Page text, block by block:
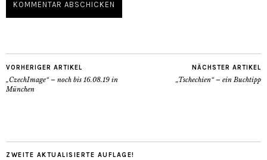
VORHERIGER ARTIKEL
„CzechImage“ – noch bis 16.08.19 in
München
NÄCHSTER ARTIKEL
„Tschechien“ – ein Buchtipp
ZWEITE AKTUALISIERTE AUFLAGE!